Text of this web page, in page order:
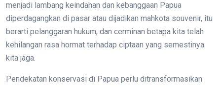
menjadi lambang keindahan dan kebanggaan Papua
diperdagangkan di pasar atau dijadikan mahkota souvenir, itu
berarti pelanggaran hukum, dan cerminan betapa kita telah
kehilangan rasa hormat terhadap ciptaan yang semestinya
kita jaga.
Pendekatan konservasi di Papua perlu ditransformasikan